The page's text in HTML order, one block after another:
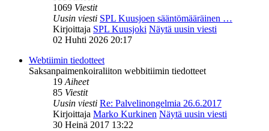
1069 Viestit
Uusin viesti SPL Kuusjoen sääntömääräinen …
Kirjoittaja SPL Kuusjoki Näytä uusin viesti
02 Huhti 2026 20:17
Webtiimin tiedotteet
Saksanpaimenkoiraliiton webbitiimin tiedotteet
19Aiheet
85 Viestit
Uusin viesti Re: Palvelinongelmia 26.6.2017
Kirjoittaja Marko Kurkinen Näytä uusin viesti
30 Heinä 2017 13:22